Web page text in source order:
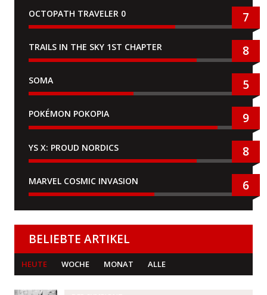
OCTOPATH TRAVELER 0 7
TRAILS IN THE SKY 1ST CHAPTER 8
SOMA 5
POKÉMON POKOPIA 9
YS X: PROUD NORDICS 8
MARVEL COSMIC INVASION 6
BELIEBTE ARTIKEL
HEUTE WOCHE MONAT ALLE